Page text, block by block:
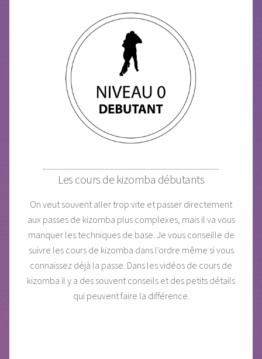
Les cours de kizomba débutants
On veut souvent aller trop vite et passer directement
aux passes de kizomba plus complexes, mais il va vous
manquer les techniques de base. Je vous conseille de
suivre les cours de kizomba dans l'ordre même si vous
connaissez déjà la passe. Dans les vidéos de cours de
kizomba il y a des souvent conseils et des petits détails
qui peuvent faire la différence.